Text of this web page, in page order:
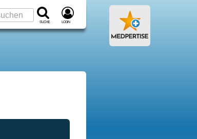
Suche Login